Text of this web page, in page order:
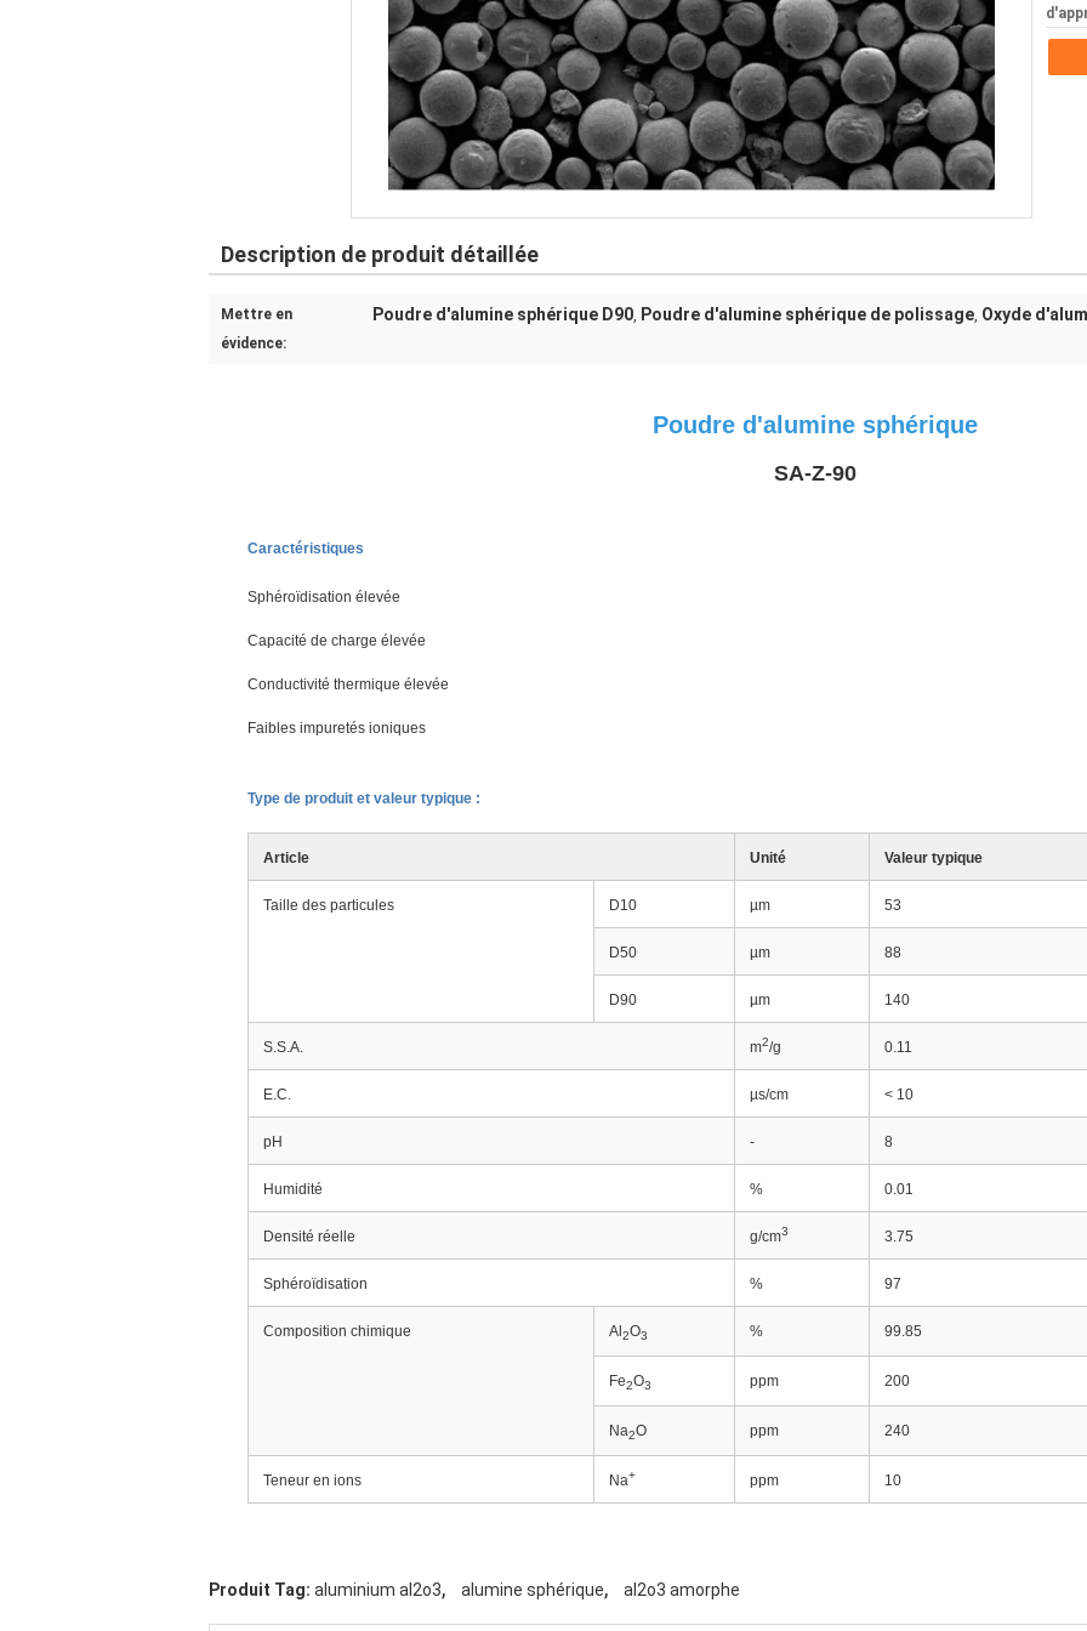
Description de produit détaillée
Mettre en
évidence:
Poudre d'alumine sphérique D90, Poudre d'alumine sphérique de polissage, Oxyde
Poudre d'alumine sphérique
SA-Z-90
Caractéristiques
Sphéroïdisation élevée
Capacité de charge élevée
Conductivité thermique élevée
Faibles impuretés ioniques
Type de produit et valeur typique :
Article Unité Valeur typique
Taille des particules D10 µm 53
D50 µm 88
D90 µm 140
S.S.A. m2/g 0.11
E.C. µs/cm < 10
pH - 8
Humidité % 0.01
Densité réelle g/cm3 3.75
Sphéroïdisation % 97
Composition chimique Al 2O3 % 99.85
Fe2O3 ppm 200
Na2O ppm 240
Teneur en ions Na+ ppm 10
Produit Tag: aluminium al2o3, alumine sphérique, al2o3 amorphe